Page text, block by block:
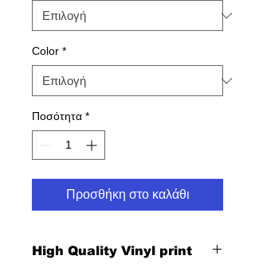
Color *
Ποσότητα *
Προσθήκη στο καλάθι
High Quality Vinyl print